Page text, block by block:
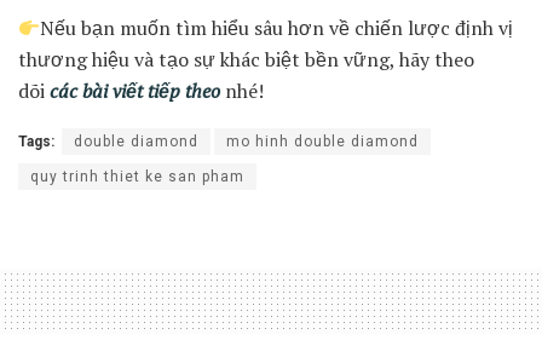
Nếu bạn muốn tìm hiểu sâu hơn về chiến lược định vị
thương hiệu và tạo sự khác biệt bền vững, hãy theo
dõicác bài viết tiếp theonhé!
Tags: double diamond mo hinh double diamond
quy trinh thiet ke san pham